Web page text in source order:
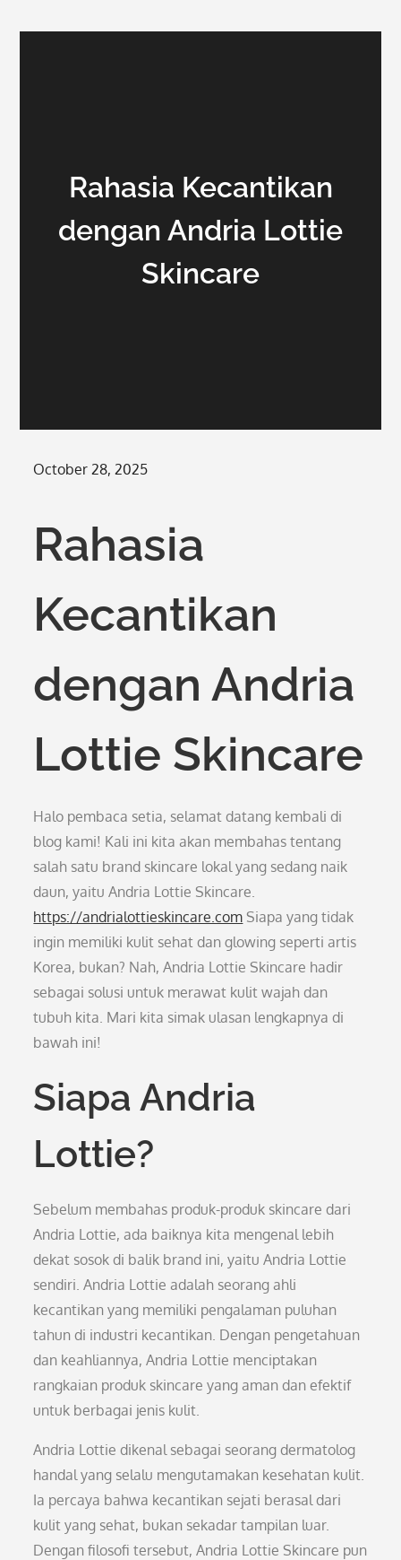
Rahasia Kecantikan
dengan Andria Lottie
Skincare
Posted
October 28, 2025
Rahasia
Kecantikan
dengan Andria
Lottie Skincare
Halo pembaca setia, selamat datang kembali di
blog kami! Kali ini kita akan membahas tentang
salah satu brand skincare lokal yang sedang naik
daun, yaitu Andria Lottie Skincare.
https://andrialottieskincare.com Siapa yang tidak
ingin memiliki kulit sehat dan glowing seperti artis
Korea, bukan? Nah, Andria Lottie Skincare hadir
sebagai solusi untuk merawat kulit wajah dan
tubuh kita. Mari kita simak ulasan lengkapnya di
bawah ini!
Siapa Andria
Lottie?
Sebelum membahas produk-produk skincare dari
Andria Lottie, ada baiknya kita mengenal lebih
dekat sosok di balik brand ini, yaitu Andria Lottie
sendiri. Andria Lottie adalah seorang ahli
kecantikan yang memiliki pengalaman puluhan
tahun di industri kecantikan. Dengan pengetahuan
dan keahliannya, Andria Lottie menciptakan
rangkaian produk skincare yang aman dan efektif
untuk berbagai jenis kulit.
Andria Lottie dikenal sebagai seorang dermatolog
handal yang selalu mengutamakan kesehatan kulit.
Ia percaya bahwa kecantikan sejati berasal dari
kulit yang sehat, bukan sekadar tampilan luar.
Dengan filosofi tersebut, Andria Lottie Skincare pun